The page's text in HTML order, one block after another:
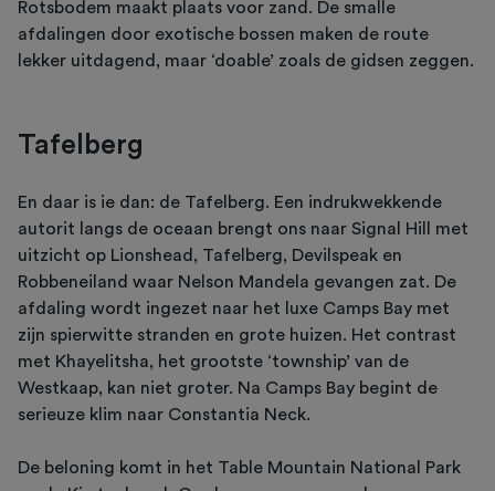
Rotsbodem maakt plaats voor zand. De smalle
afdalingen door exotische bossen maken de route
lekker uitdagend, maar ‘doable’ zoals de gidsen zeggen.
Tafelberg
En daar is ie dan: de Tafelberg. Een indrukwekkende
autorit langs de oceaan brengt ons naar Signal Hill met
uitzicht op Lionshead, Tafelberg, Devilspeak en
Robbeneiland waar Nelson Mandela gevangen zat. De
afdaling wordt ingezet naar het luxe Camps Bay met
zijn spierwitte stranden en grote huizen. Het contrast
met Khayelitsha, het grootste ‘township’ van de
Westkaap, kan niet groter. Na Camps Bay begint de
serieuze klim naar Constantia Neck.
De beloning komt in het Table Mountain National Park